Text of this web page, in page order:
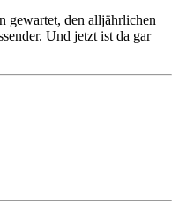
gewartet, den alljährlichen
Und jetzt ist da gar